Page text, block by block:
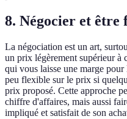
8. Négocier et être
La négociation est un art,
un prix légèrement supérieur à
qui vous laisse une marge
peu flexible sur le prix si
prix proposé. Cette approche
chiffre d'affaires, mais aussi
impliqué et satisfait de son